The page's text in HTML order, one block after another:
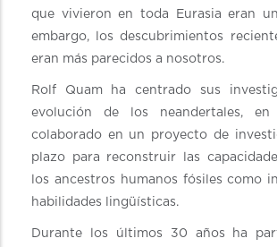
que vivieron en toda Eurasia eran
embargo, los descubrimientos
eran más parecidos a nosotros.
Rolf Quam ha centrado sus
evolución de los neandertales,
colaborado en un proyecto de
plazo para reconstruir las
los ancestros humanos fósiles como
habilidades lingüísticas.
Durante los últimos 30 años ha